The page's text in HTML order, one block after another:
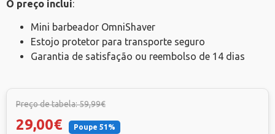
O preço inclui:
Mini barbeador OmniShaver
Estojo protetor para transporte seguro
Garantia de satisfação ou reembolso de 14 dias
Preço de tabela: 59,99€
29,00€ Poupe 51%